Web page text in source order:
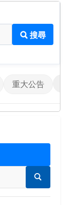
搜尋
重大公告